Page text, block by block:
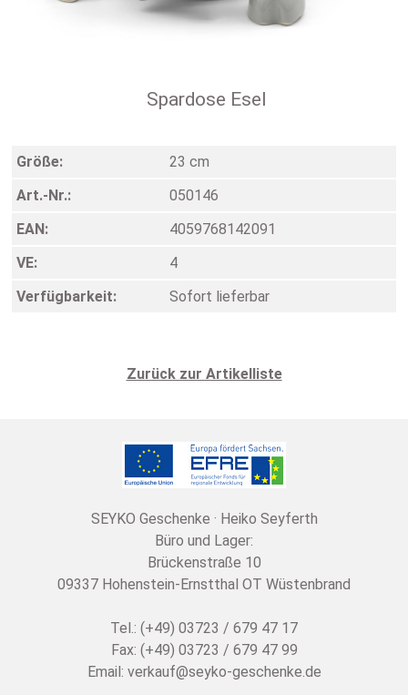
Spardose Esel
Größe:
23 cm
Art.-Nr.:
050146
EAN:
4059768142091
VE:
4
Verfügbarkeit:
Sofort lieferbar
Zurück zur Artikelliste
SEYKO Geschenke · Heiko Seyferth
Büro und Lager:
Brückenstraße 10
09337 Hohenstein-Ernstthal OT Wüstenbrand
Tel.: (+49) 03723 / 679 47 17
Fax: (+49) 03723 / 679 47 99
Email: verkauf@seyko-geschenke.de